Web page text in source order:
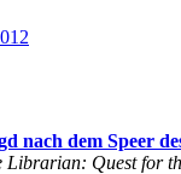
nach dem Speer
Librarian: Quest for